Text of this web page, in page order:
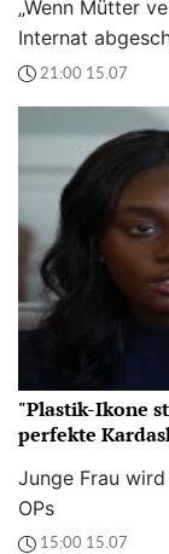
„Wenn Mütter
Internat
21:00 15.07
"Plastik-Ikone
perfekte
Junge Frau
OPs
15:00 15.07